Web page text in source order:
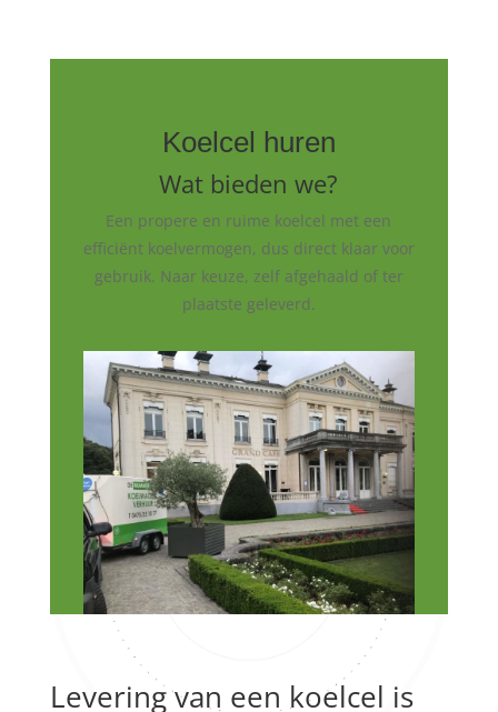
Koelcel huren
Wat bieden we?
Een propere en ruime koelcel met een
efficiënt koelvermogen, dus direct klaar voor
gebruik. Naar keuze, zelf afgehaald of ter
plaatste geleverd.
Levering van een koelcel is